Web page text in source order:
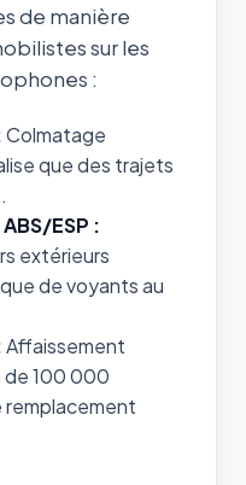
de manière
sur les
:
Colmatage
que des trajets
ESP :
extérieurs
de voyants au
Affaissement
100 000
remplacement